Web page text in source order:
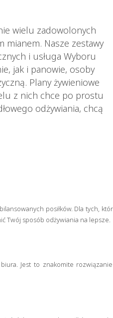
wielu zadowolonych
mianem. Nasze zestawy
i usługa Wyboru
jak i panowie, osoby
Plany żywieniowe
z nich chce po prostu
odżywiania, chcą
posiłków. Dla tych,
Twój sposób odżywiania na lepsze.
Jest to znakomite